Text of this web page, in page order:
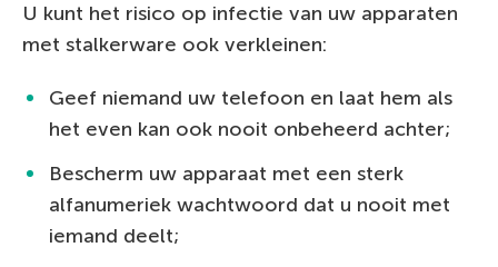
U kunt het risico op infectie van uw apparaten
met stalkerware ook verkleinen:
Geef niemand uw telefoon en laat hem als
het even kan ook nooit onbeheerd achter;
Bescherm uw apparaat met een sterk
alfanumeriek wachtwoord dat u nooit met
iemand deelt;